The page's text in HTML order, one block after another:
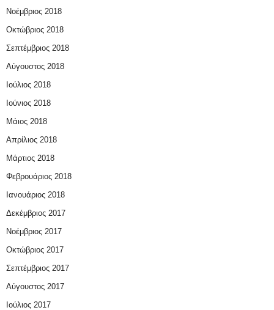
Νοέμβριος 2018
Οκτώβριος 2018
Σεπτέμβριος 2018
Αύγουστος 2018
Ιούλιος 2018
Ιούνιος 2018
Μάιος 2018
Απρίλιος 2018
Μάρτιος 2018
Φεβρουάριος 2018
Ιανουάριος 2018
Δεκέμβριος 2017
Νοέμβριος 2017
Οκτώβριος 2017
Σεπτέμβριος 2017
Αύγουστος 2017
Ιούλιος 2017